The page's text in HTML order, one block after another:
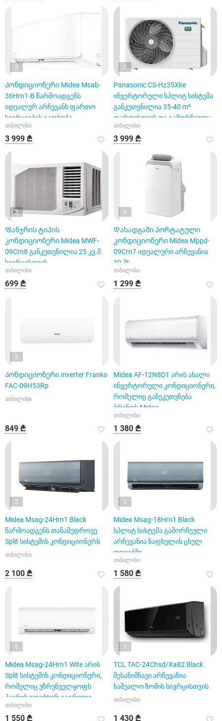
3
Კონდიციონერი Midea Msab-
36Hrn1-B წარმოადგენს
იდეალურ არჩევანს ფართო
სივრცეების გათბობა-
გაგრილებისათვ
თბილისი
3 999 ₾
2
Panasonic CS-Hz35Xke
ინვერტორული სპლიტ სისტემა
განკუთვნილია 35-40 m²
ფართისთვის და გამორჩეულია
12000
თბილისი
3 999 ₾
3
Ფანჯრის ტიპის
კონდიციონერი Midea MWF-
09Crn8 განკუთვნილია 25 კვ.მ.
სივრცისთვის
თბილისი
699 ₾
4
Დასადგამი პორტატული
კონდიციონერი Midea Mppd-
09Crn7 იდეალური არჩევანია
30 მ²
თბილისი
1 299 ₾
2
Კონდიციონერი inverter Franko
FAC-09H53Rp
თბილისი
849 ₾
Midea AF-12N8D1 არის ახალი
ინვერტორული კონდიციონერი,
რომელიც განეკუთვნება
ბრენდს Midea
თბილისი
1 380 ₾
2
Midea Msag-24Hrn1 Black
წარმოადგენს თანამედროვე
Split სისტემის კონდიციონერს
თბილისი
2 100 ₾
2
Midea Msag-18Hrn1 Black
სპლიტ სისტემა გამორჩეული
არჩევანია ზაფხულის ცხელ
დღეებში
თბილისი
1 580 ₾
2
Midea Msag-24Hrn1 Wite არის
Split სისტემის კონდიციონერი,
რომელიც უზრუნველყოფს
ჰაერის ეფექტურ გაგრილე
თბილისი
1 550 ₾
2
TCL TAC-24Chsd/Xa82 Black
შესანიშნავი არჩევანია
საშუალო ზომის სივრცისთვის
თბილისი
1 430 ₾